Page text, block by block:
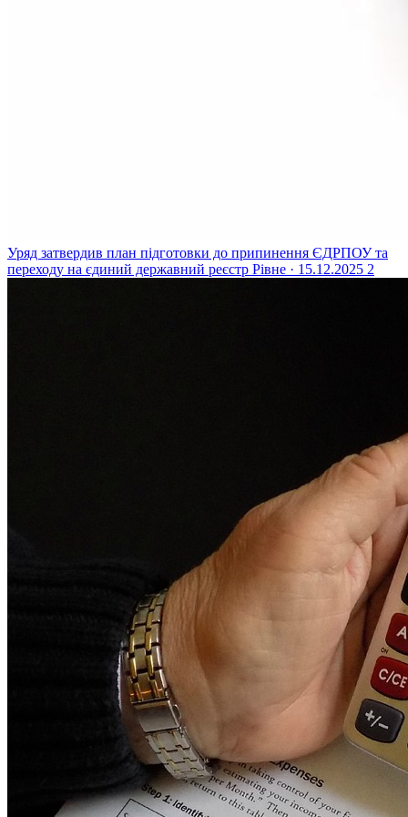
Уряд затвердив план підготовки до припинення ЄДРПОУ та
переходу на єдиний державний реєстр Рівне · 15.12.2025 2